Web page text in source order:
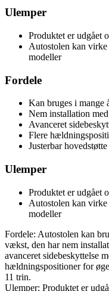
Ulemper
Produktet er udgået
Autostolen kan
modeller
Fordele
Kan bruges i mange
Nem installation
Avanceret
Flere
Justerbar
Ulemper
Produktet er udgået
Autostolen kan
modeller
Fordele: Autostolen kan
vækst, den har nem
avanceret sidebeskyttelse
hældningspositioner for
11 trin.
Ulemper: Produktet er